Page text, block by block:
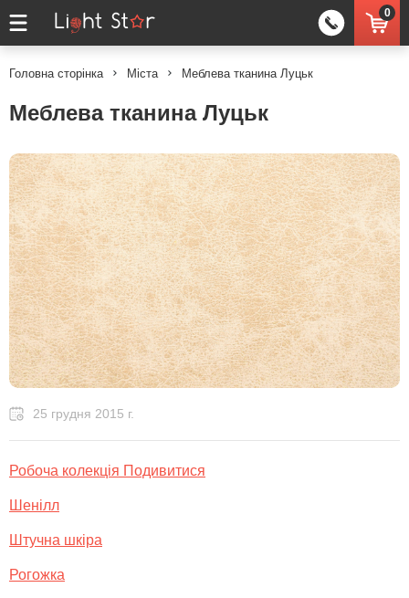
0
Головна сторінка Міста Меблева тканина Луцьк
Меблева тканина Луцьк
25 грудня 2015 г.
Робоча колекція Подивитися
Шенілл
Штучна шкіра
Рогожка